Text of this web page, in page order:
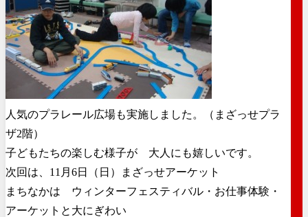
人気のプラレール広場も実施しました。（まざっせプラ
ザ2階）
子どもたちの楽しむ様子が 大人にも嬉しいです。
次回は、11月6日（日）まざっせアーケット
まちなかは ウィンターフェスティバル・お仕事体験・
アーケットと大にぎわい